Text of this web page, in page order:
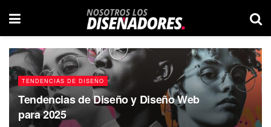
TENDENCIAS DE DISEÑO
Tendencias de Diseño y Diseño Web
para 2025